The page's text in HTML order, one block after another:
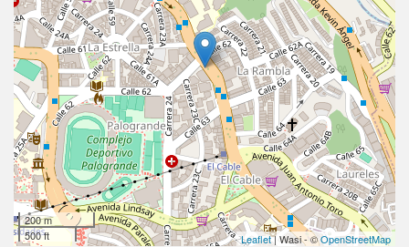
200 m
500 ft
Leaflet| Wasi - ©OpenStreetMap